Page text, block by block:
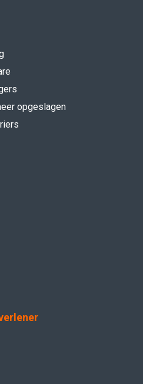
opgeslagen